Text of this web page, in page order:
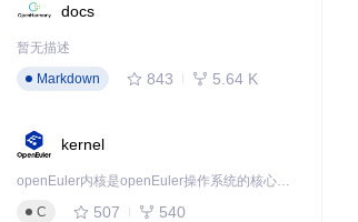
docs
暂无描述
Markdown
843 5.64 K
kernel
openEuler内核是openEuler操作系统的核心，既是系统性能与稳定性的基石，也是连接处理器、设备与服务的桥梁。
C
507 540